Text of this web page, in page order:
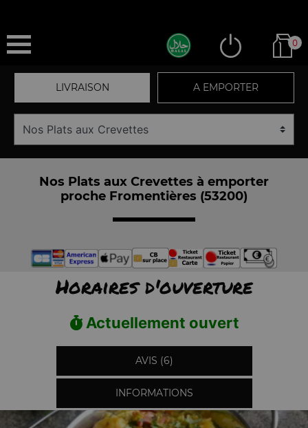
0
LIVRAISON A EMPORTER
Nos Plats aux Crevettes à emporter
proche Fromentières (53200)
Horaires d'ouverture
Actuellement ouvert
AVIS (6)
INFORMATIONS